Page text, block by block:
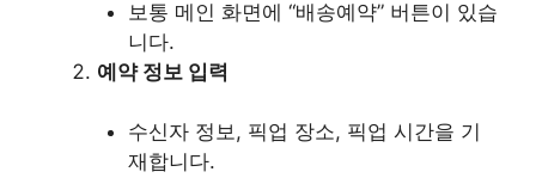
보통 메인 화면에 “배송예약” 버튼이 있습
니다.
예약 정보 입력
수신자 정보, 픽업 장소, 픽업 시간을 기
재합니다.